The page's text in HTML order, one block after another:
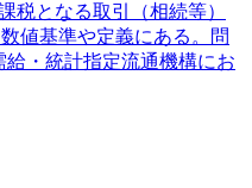
税となる取引（相続等）
値基準や定義にある。
問
給・統計指定流通機構にお